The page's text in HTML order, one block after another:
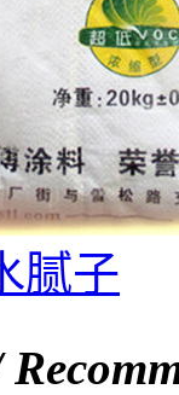
腻子